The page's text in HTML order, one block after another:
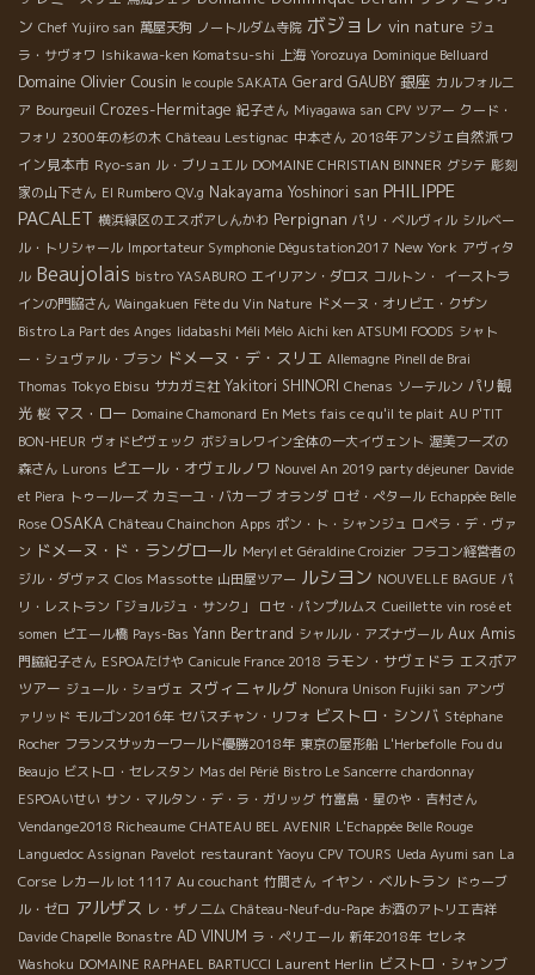
ン Chef Yujiro san 萬屋天狗 ノートルダム寺院 ボジョレ vin nature ジュ
ラ・サヴォワ Ishikawa-ken Komatsu-shi 上海 Yorozuya Dominique Belluard
Domaine Olivier Cousin le couple SAKATA Gerard GAUBY 銀座 カルフォルニ
ア Bourgeuil Crozes-Hermitage 紀子さん Miyagawa san CPV ツアー クード・
フォリ 2300年の杉の木 Château Lestignac 中本さん 2018年アンジェ自然派ワ
イン見本市 Ryo-san ル・ブリュエル DOMAINE CHRISTIAN BINNER グシテ 彫刻
家の山下さん El Rumbero QV.g Nakayama Yoshinori san PHILIPPE
PACALET 横浜緑区のエスポアしんかわ Perpignan パリ・ベルヴィル シルベー
ル・トリシャール Importateur Symphonie Dégustation2017 New York アヴィタ
ル Beaujolais bistro YASABURO エイリアン・ダロス コルトン・
イーストラ
インの門脇さん Waingakuen Fête du Vin Nature ドメーヌ・オリビエ・クザン
Bistro La Part des Anges Iidabashi Méli Mélo Aichi ken ATSUMI FOODS シャト
ー・シュヴァル・ブラン ドメーヌ・デ・スリエ Allemagne Pinell de Brai
Thomas Tokyo Ebisu サカガミ社 Yakitori SHINORI Chenas ソーテルン パリ観
光 桜 マス・ロー Domaine Chamonard En Mets fais ce qu'il te plait AU P'TIT
BON-HEUR ヴォドピヴェック ボジョレワイン全体の一大イヴェント 渥美フーズの
森さん Lurons ピエール・オヴェルノワ Nouvel An 2019 party déjeuner Davide
et Piera トゥールーズ カミーユ・バカーブ オランダ ロゼ・ぺタール Echappée Belle
Rose OSAKA Château Chainchon Apps ポン・ト・シャンジュ ロペラ・デ・ヴァ
ン ドメーヌ・ド・ラングロール Meryl et Géraldine Croizier フラコン経営者の
ジル・ダヴァス Clos Massotte 山田屋ツアー ルシヨン NOUVELLE BAGUE パ
リ・レストラン「ジョルジュ・サンク」
ロセ・パンプルムス Cueillette vin rosé et
somen ピエール橋 Pays-Bas Yann Bertrand シャルル・アズナヴール Aux Amis
門脇紀子さん ESPOAたけや Canicule France 2018 ラモン・サヴェドラ エスポア
ツアー ジュール・ショヴェ スヴィニャルグ Nonura Unison Fujiki san アンヴ
ァリッド モルゴン2016年 セバスチャン・リフォ ビストロ・シンバ Stéphane
Rocher フランスサッカーワールド優勝2018年 東京の屋形船 L'Herbefolle Fou du
Beaujo ビストロ・セレスタン Mas del Périé Bistro Le Sancerre chardonnay
ESPOAいせい サン・マルタン・デ・ラ・ガリッグ 竹富島・星のや・吉村さん
Vendange2018 Richeaume CHATEAU BEL AVENIR L'Echappée Belle Rouge
Languedoc Assignan Pavelot restaurant Yaoyu CPV TOURS Ueda Ayumi san La
Corse レカール lot 1117 Au couchant 竹間さん イヤン・ベルトラン ドゥーブ
ル・ゼロ アルザス レ・ザノ二ム Château-Neuf-du-Pape お酒のアトリエ吉祥
Davide Chapelle Bonastre AD VINUM ラ・ペリエール 新年2018年 セレネ
Washoku DOMAINE RAPHAEL BARTUCCI Laurent Herlin ビストロ・シャンブ